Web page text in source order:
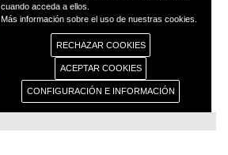
cuando acceda a ellos.
Más información sobre el uso de nuestras cookies.
RECHAZAR COOKIES
ACEPTAR COOKIES
CONFIGURACIÓN E INFORMACIÓN